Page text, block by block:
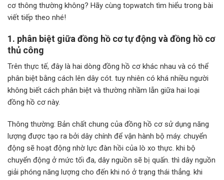
cơ thông thường không? Hãy cùng topwatch tìm hiểu trong bài
viết tiếp theo nhé!
1. phân biệt giữa đồng hồ cơ tự động và đồng hồ cơ
thủ công
Trên thực tế, đây là hai dòng đồng hồ cơ khác nhau và có thể
phân biệt bằng cách lên dây cót. tuy nhiên có khá nhiều người
không biết cách phân biệt và thường nhầm lẫn giữa hai loại
đồng hồ cơ này.
Thông thường: Bản chất chung của đồng hồ cơ sử dụng năng
lượng được tạo ra bởi dây chính để vận hành bộ máy. chuyển
động sẽ hoạt động nhờ lực đàn hồi của lò xo thực. khi bộ
chuyển động ở mức tối đa, dây nguồn sẽ bị quấn. thì dây nguồn
giải phóng năng lượng cho đến khi nó ở trạng thái thẳng. khi